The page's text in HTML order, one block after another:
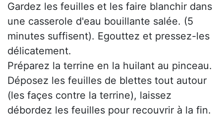
Gardez les feuilles et les faire blanchir dans
une casserole d'eau bouillante salée. (5
minutes suffisent). Egouttez et pressez-les
délicatement.
Préparez la terrine en la huilant au pinceau.
Déposez les feuilles de blettes tout autour
(les façes contre la terrine), laissez
débordez les feuilles pour recouvrir à la fin.